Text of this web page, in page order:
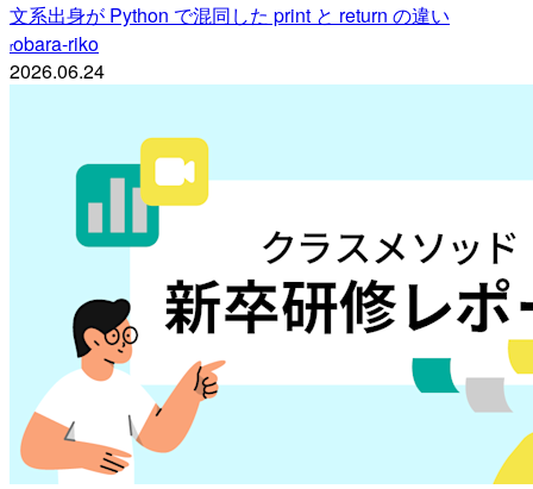
文系出身が Python で混同した print と return の違い
robara-riko
2026.06.24